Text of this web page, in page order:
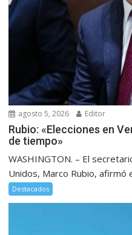
agosto 5, 2026 Editor
Rubio: «Elecciones en
de tiempo»
WASHINGTON. – El
Unidos, Marco Rubio, afirmó
Destacados